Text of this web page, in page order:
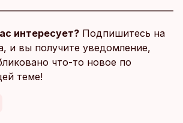
интересует? Подпишитесь на
и вы получите уведомление,
что-то новое по
теме!